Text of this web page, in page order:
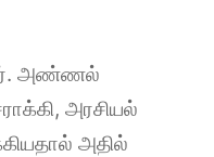
அண்ணல்
அரசியல்
அதில்